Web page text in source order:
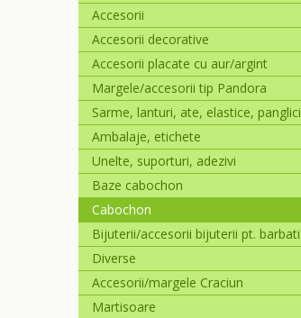
Accesorii
Accesorii decorative
Accesorii placate cu aur/argint
Margele/accesorii tip Pandora
Sarme, lanturi, ate, elastice, panglici
Ambalaje, etichete
Unelte, suporturi, adezivi
Baze cabochon
Cabochon
Bijuterii/accesorii bijuterii pt. barbati
Diverse
Accesorii/margele Craciun
Martisoare